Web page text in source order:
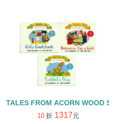
COLLECTION 觀察探索組/
TALES FROM ACORN WOOD
10 折 1317元